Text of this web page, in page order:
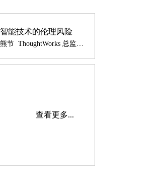
智能技术的伦理风险
熊节 ThoughtWorks 总监咨询师
查看更多...